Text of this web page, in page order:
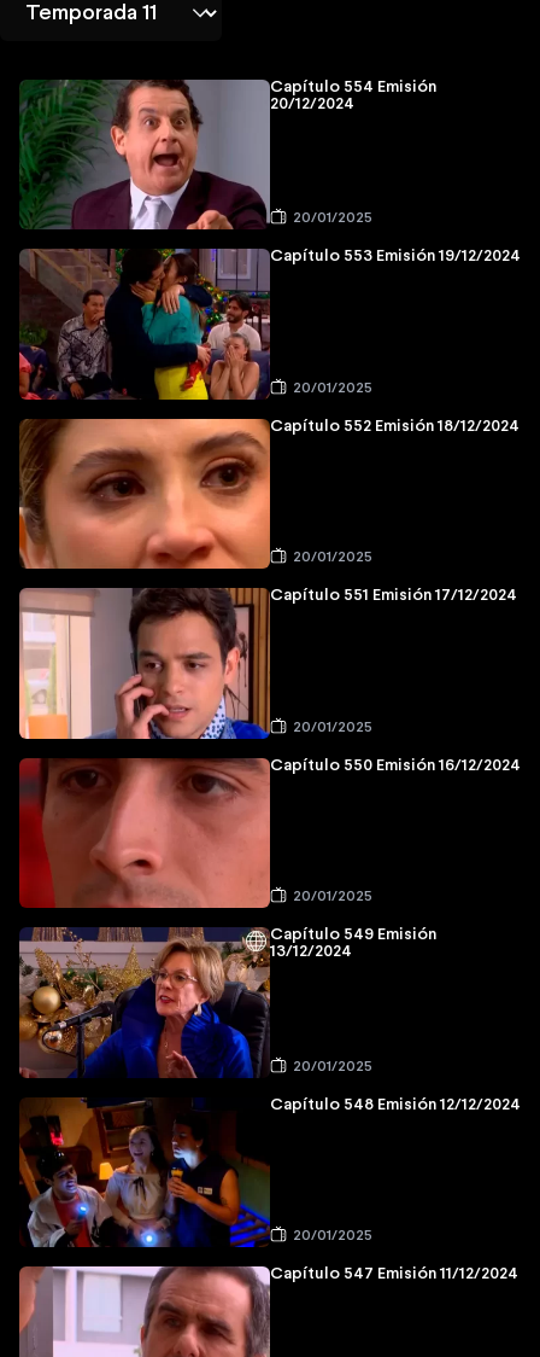
Capítulo 554 Emisión
20/12/2024
20/01/2025
Capítulo 553 Emisión 19/12/2024
20/01/2025
Capítulo 552 Emisión 18/12/2024
20/01/2025
Capítulo 551 Emisión 17/12/2024
20/01/2025
Capítulo 550 Emisión 16/12/2024
20/01/2025
Capítulo 549 Emisión
13/12/2024
20/01/2025
Capítulo 548 Emisión 12/12/2024
20/01/2025
Capítulo 547 Emisión 11/12/2024